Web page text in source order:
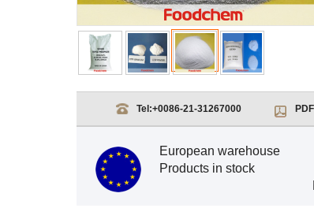
Tel:+0086-21-31267000
European warehouse
Products in stock